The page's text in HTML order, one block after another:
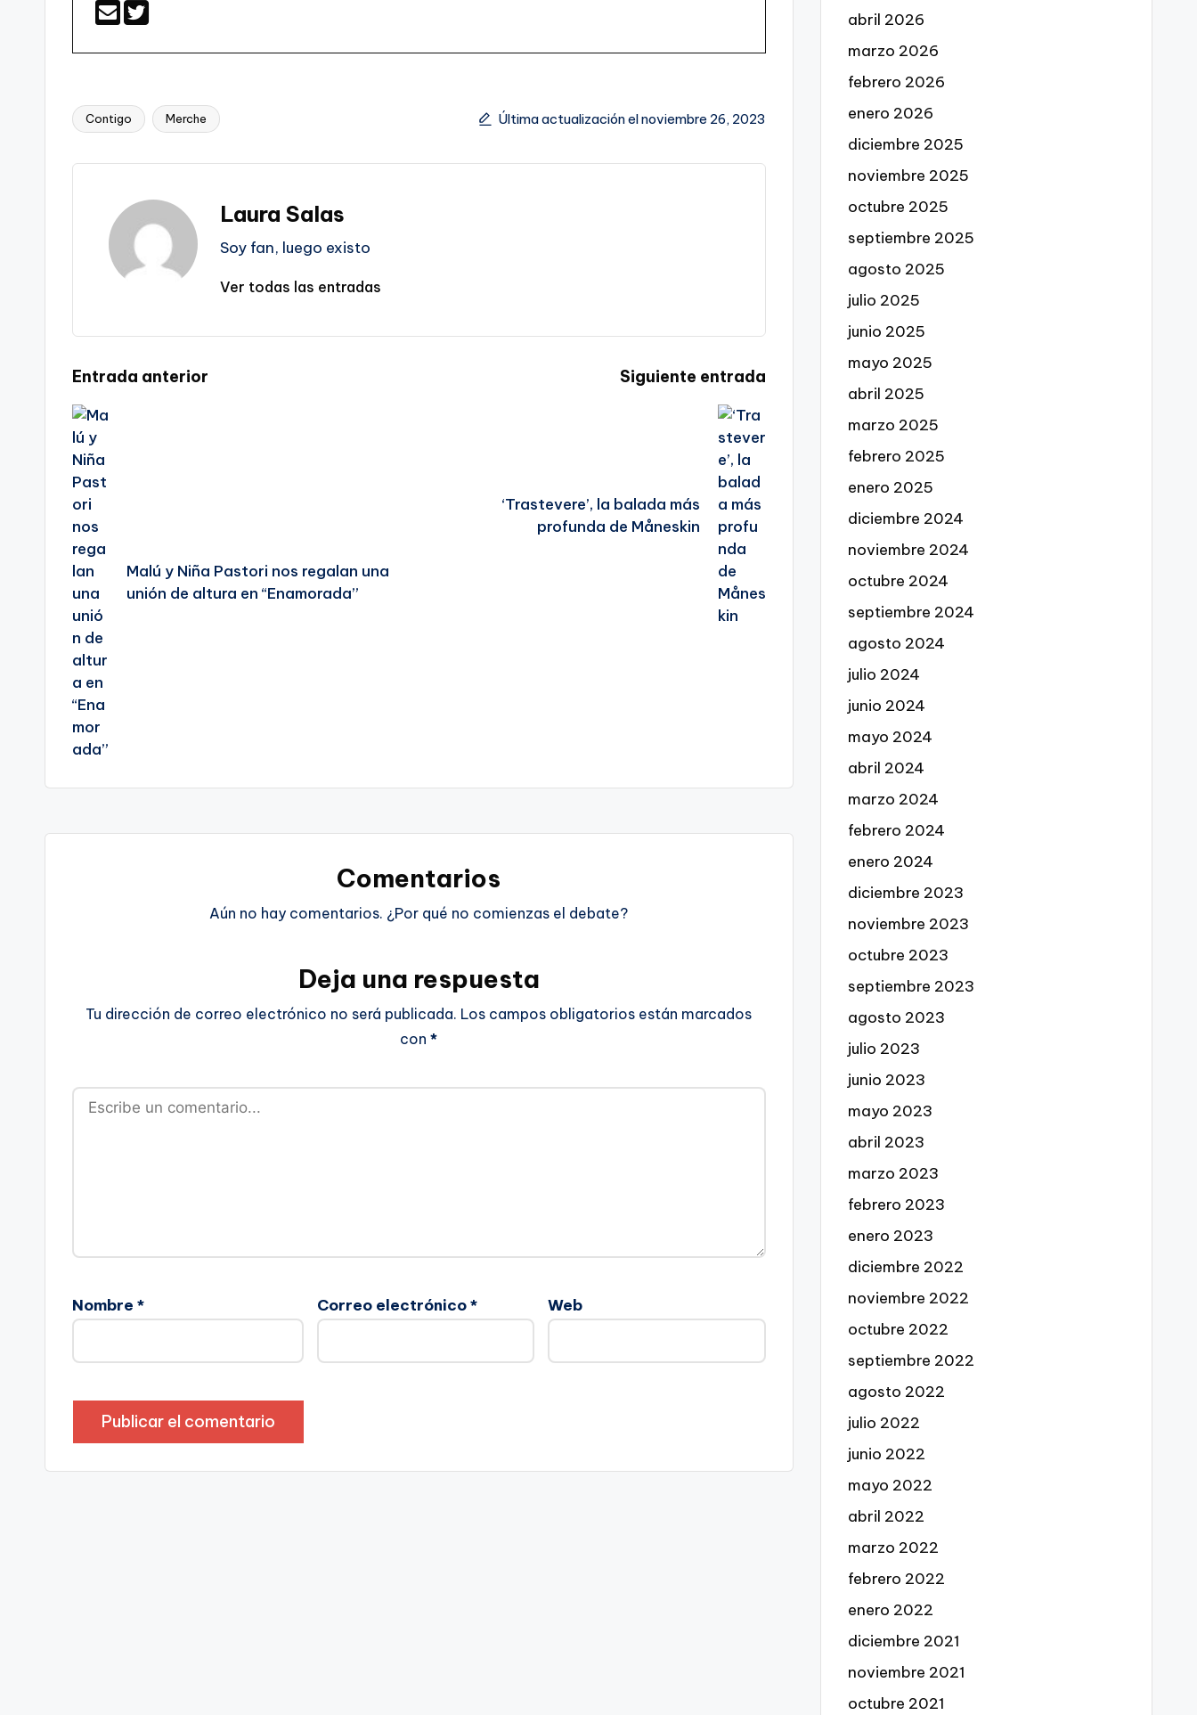
Etiquetas:
Contigo Merche Última actualización el noviembre 26, 2023
Laura Salas
Soy fan, luego existo
Ver todas las entradas
Navegación
de
entradas
Entrada anterior
Malú y Niña Pastori nos regalan una
unión de altura en “Enamorada”
Siguiente entrada
‘Trastevere’, la balada más
profunda de Måneskin
Comentarios
Aún no hay comentarios. ¿Por qué no comienzas el debate?
Deja una respuesta
Tu dirección de correo electrónico no será publicada. Los campos obligatorios están marcados
con*
Nombre * Correo electrónico* Web
abril 2026
marzo 2026
febrero 2026
enero 2026
diciembre 2025
noviembre 2025
octubre 2025
septiembre 2025
agosto 2025
julio 2025
junio 2025
mayo 2025
abril 2025
marzo 2025
febrero 2025
enero 2025
diciembre 2024
noviembre 2024
octubre 2024
septiembre 2024
agosto 2024
julio 2024
junio 2024
mayo 2024
abril 2024
marzo 2024
febrero 2024
enero 2024
diciembre 2023
noviembre 2023
octubre 2023
septiembre 2023
agosto 2023
julio 2023
junio 2023
mayo 2023
abril 2023
marzo 2023
febrero 2023
enero 2023
diciembre 2022
noviembre 2022
octubre 2022
septiembre 2022
agosto 2022
julio 2022
junio 2022
mayo 2022
abril 2022
marzo 2022
febrero 2022
enero 2022
diciembre 2021
noviembre 2021
octubre 2021